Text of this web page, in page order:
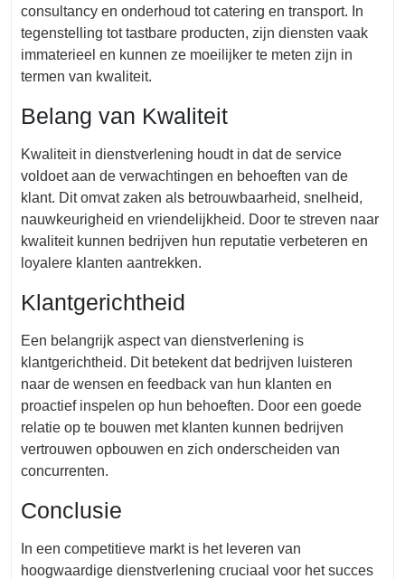
consultancy en onderhoud tot catering en transport. In
tegenstelling tot tastbare producten, zijn diensten vaak
immaterieel en kunnen ze moeilijker te meten zijn in
termen van kwaliteit.
Belang van Kwaliteit
Kwaliteit in dienstverlening houdt in dat de service
voldoet aan de verwachtingen en behoeften van de
klant. Dit omvat zaken als betrouwbaarheid, snelheid,
nauwkeurigheid en vriendelijkheid. Door te streven naar
kwaliteit kunnen bedrijven hun reputatie verbeteren en
loyalere klanten aantrekken.
Klantgerichtheid
Een belangrijk aspect van dienstverlening is
klantgerichtheid. Dit betekent dat bedrijven luisteren
naar de wensen en feedback van hun klanten en
proactief inspelen op hun behoeften. Door een goede
relatie op te bouwen met klanten kunnen bedrijven
vertrouwen opbouwen en zich onderscheiden van
concurrenten.
Conclusie
In een competitieve markt is het leveren van
hoogwaardige dienstverlening cruciaal voor het succes